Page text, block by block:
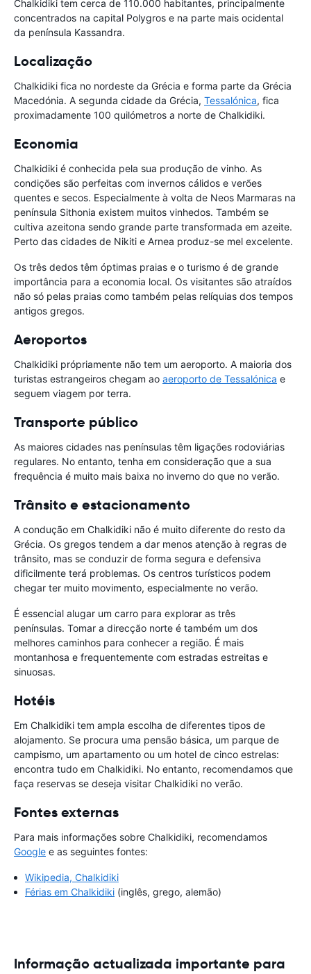
Chalkidiki tem cerca de 110.000 habitantes, principalmente
concentrados na capital Polygros e na parte mais ocidental
da península Kassandra.
Localização
Chalkidiki fica no nordeste da Grécia e forma parte da Grécia
Macedónia. A segunda cidade da Grécia, Tessalónica, fica
proximadamente 100 quilómetros a norte de Chalkidiki.
Economia
Chalkidiki é conhecida pela sua produção de vinho. As
condições são perfeitas com invernos cálidos e verões
quentes e secos. Especialmente à volta de Neos Marmaras na
península Sithonia existem muitos vinhedos. Também se
cultiva azeitona sendo grande parte transformada em azeite.
Perto das cidades de Nikiti e Arnea produz-se mel excelente.
Os três dedos têm óptimas praias e o turismo é de grande
importância para a economia local. Os visitantes são atraídos
não só pelas praias como também pelas relíquias dos tempos
antigos gregos.
Aeroportos
Chalkidiki própriamente não tem um aeroporto. A maioria dos
turistas estrangeiros chegam ao aeroporto de Tessalónica e
seguem viagem por terra.
Transporte público
As maiores cidades nas penínsulas têm ligações rodoviárias
regulares. No entanto, tenha em consideração que a sua
frequência é muito mais baixa no inverno do que no verão.
Trânsito e estacionamento
A condução em Chalkidiki não é muito diferente do resto da
Grécia. Os gregos tendem a dar menos atenção à regras de
trânsito, mas se conduzir de forma segura e defensiva
dificilmente terá problemas. Os centros turísticos podem
chegar ter muito movimento, especialmente no verão.
É essencial alugar um carro para explorar as três
penínsulas. Tomar a direcção norte é também um dos
melhores caminhos para conhecer a região. É mais
montanhosa e frequentemente com estradas estreitas e
sinuosas.
Hotéis
Em Chalkidiki tem ampla escolha de diferentes tipos de
alojamento. Se procura uma pensão básica, um parque de
campismo, um apartamento ou um hotel de cinco estrelas:
encontra tudo em Chalkidiki. No entanto, recomendamos que
faça reservas se deseja visitar Chalkidiki no verão.
Fontes externas
Para mais informações sobre Chalkidiki, recomendamos
Google e as seguintes fontes:
Wikipedia, Chalkidiki
Férias em Chalkidiki (inglês, grego, alemão)
Informação actualizada importante para